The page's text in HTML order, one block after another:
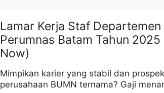
Lamar Kerja Staf Departemen
Perumnas Batam Tahun
Now)
Mimpikan karier yang stabil dan
perusahaan BUMN ternama? Gaji